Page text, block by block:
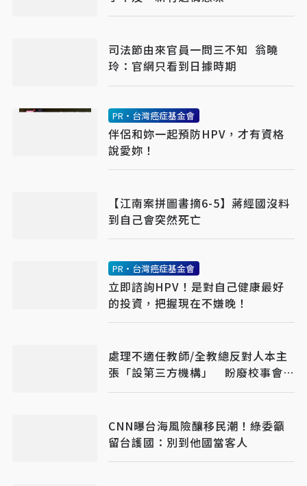
司法節由來官員一問三不知 翁曉
玲：官網只看到日據時期
PR・台灣癌症基金會
伴侶和妳一起預防HPV，才有資格
說愛妳！
【江南案拼圖書摘6-5】蔣經國沒料
到自己會突然死亡
PR・台灣癌症基金會
立即諮詢HPV！是對自己健康最好
的投資，把握現在不嫌晚！
處理不適任教師/全教總反對人本主
張「設第三方機構」 盼廢校事會
議、案件分流
CNN曝台海風險釀移民潮！綠委籲
留台護國：別到他國當客人